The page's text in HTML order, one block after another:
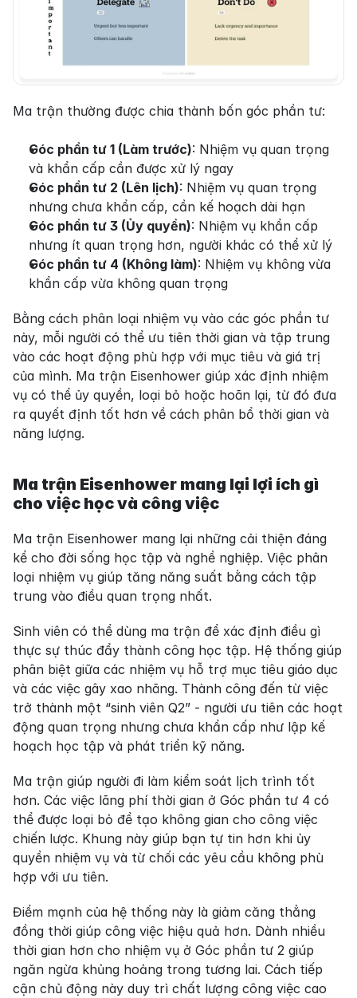
Ma trận thường được chia thành bốn góc phần tư:
Góc phần tư 1 (Làm trước): Nhiệm vụ quan trọng
và khẩn cấp cần được xử lý ngay
Góc phần tư 2 (Lên lịch): Nhiệm vụ quan trọng
nhưng chưa khẩn cấp, cần kế hoạch dài hạn
Góc phần tư 3 (Ủy quyền): Nhiệm vụ khẩn cấp
nhưng ít quan trọng hơn, người khác có thể xử lý
Góc phần tư 4 (Không làm): Nhiệm vụ không vừa
khẩn cấp vừa không quan trọng
Bằng cách phân loại nhiệm vụ vào các góc phần tư
này, mỗi người có thể ưu tiên thời gian và tập trung
vào các hoạt động phù hợp với mục tiêu và giá trị
của mình. Ma trận Eisenhower giúp xác định nhiệm
vụ có thể ủy quyền, loại bỏ hoặc hoãn lại, từ đó đưa
ra quyết định tốt hơn về cách phân bổ thời gian và
năng lượng.
Ma trận Eisenhower mang lại lợi ích gì
cho việc học và công việc
Ma trận Eisenhower mang lại những cải thiện đáng
kể cho đời sống học tập và nghề nghiệp. Việc phân
loại nhiệm vụ giúp tăng năng suất bằng cách tập
trung vào điều quan trọng nhất.
Sinh viên có thể dùng ma trận để xác định điều gì
thực sự thúc đẩy thành công học tập. Hệ thống giúp
phân biệt giữa các nhiệm vụ hỗ trợ mục tiêu giáo dục
và các việc gây xao nhãng. Thành công đến từ việc
trở thành một “sinh viên Q2” - người ưu tiên các hoạt
động quan trọng nhưng chưa khẩn cấp như lập kế
hoạch học tập và phát triển kỹ năng.
Ma trận giúp người đi làm kiểm soát lịch trình tốt
hơn. Các việc lãng phí thời gian ở Góc phần tư 4 có
thể được loại bỏ để tạo không gian cho công việc
chiến lược. Khung này giúp bạn tự tin hơn khi ủy
quyền nhiệm vụ và từ chối các yêu cầu không phù
hợp với ưu tiên.
Điểm mạnh của hệ thống này là giảm căng thẳng
đồng thời giúp công việc hiệu quả hơn. Dành nhiều
thời gian hơn cho nhiệm vụ ở Góc phần tư 2 giúp
ngăn ngừa khủng hoảng trong tương lai. Cách tiếp
cận chủ động này duy trì chất lượng công việc cao